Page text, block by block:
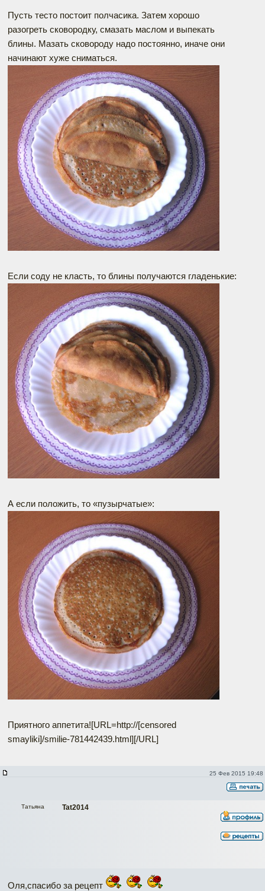
Пусть тесто постоит полчасика. Затем хорошо
разогреть сковородку, смазать маслом и выпекать
блины. Мазать сковороду надо постоянно, иначе они
начинают хуже сниматься.
Если соду не класть, то блины получаются гладенькие:
А если положить, то «пузырчатые»:
Приятного аппетита![URL=http://[censored
smayliki]/smilie-781442439.html][/URL]
25 Фев 2015 19:48
Tat2014
Татьяна
Оля,спасибо за рецепт